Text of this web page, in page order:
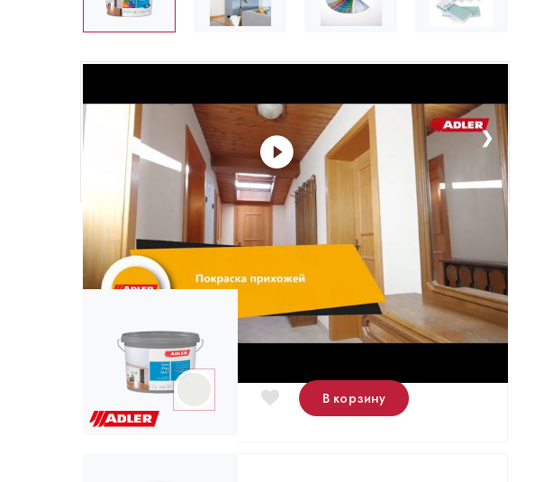
❯
Не забудьте купить
Adler Aviva Terra Ultra-Weiß Белый 1 л
Белая краска для потолка
В корзину